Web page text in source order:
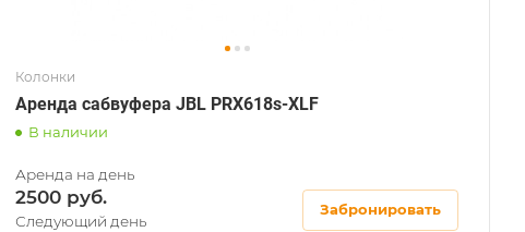
Колонки
Аренда сабвуфера JBL PRX618s-XLF
В наличии
2500
Забронировать